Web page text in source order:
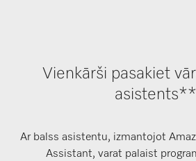
Vienkārši pasakiet
asistents**
Ar balss asistentu, izmantojot
Assistant, varat palaist